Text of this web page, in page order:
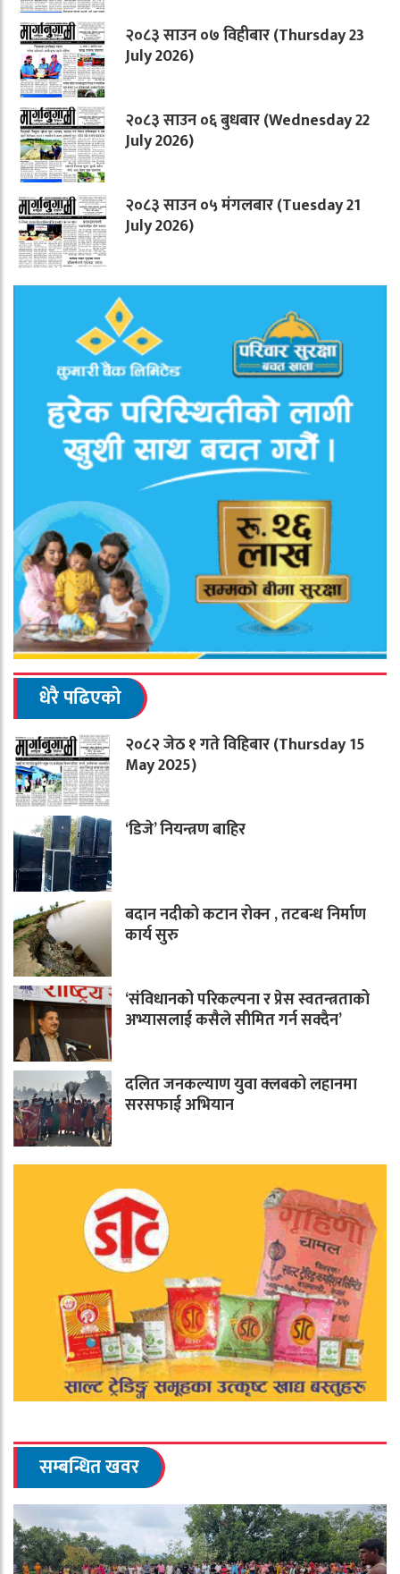
२०८३ साउन ०७ विहीबार (Thursday 23
July 2026)
२०८३ साउन ०६ बुधबार (Wednesday 22
July 2026)
२०८३ साउन ०५ मंगलबार (Tuesday 21
July 2026)
धेरै पढिएको
२०८२ जेठ १ गते विहिबार (Thursday 15
May 2025)
‘डिजे’ नियन्त्रण बाहिर
बदान नदीको कटान रोक्न , तटबन्ध निर्माण
कार्य सुरु
‘संविधानको परिकल्पना र प्रेस स्वतन्त्रताको
अभ्यासलाई कसैले सीमित गर्न सक्दैन’
दलित जनकल्याण युवा क्लबको लहानमा
सरसफाई अभियान
सम्बन्धित खवर